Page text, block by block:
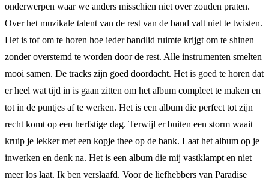
onderwerpen waar we anders misschien niet over zouden praten.
Over het muzikale talent van de rest van de band valt niet te twisten.
Het is tof om te horen hoe ieder bandlid ruimte krijgt om te shinen
zonder overstemd te worden door de rest. Alle instrumenten smelten
mooi samen. De tracks zijn goed doordacht. Het is goed te horen dat
er heel wat tijd in is gaan zitten om het album compleet te maken en
tot in de puntjes af te werken. Het is een album die perfect tot zijn
recht komt op een herfstige dag. Terwijl er buiten een storm waait
kruip je lekker met een kopje thee op de bank. Laat het album op je
inwerken en denk na. Het is een album die mij vastklampt en niet
meer los laat. Ik ben verslaafd. Voor de liefhebbers van Paradise